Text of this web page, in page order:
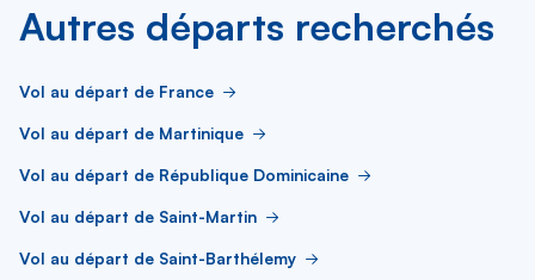
Autres départs recherchés
Vol au départ de France
Vol au départ de Martinique
Vol au départ de République Dominicaine
Vol au départ de Saint-Martin
Vol au départ de Saint-Barthélemy